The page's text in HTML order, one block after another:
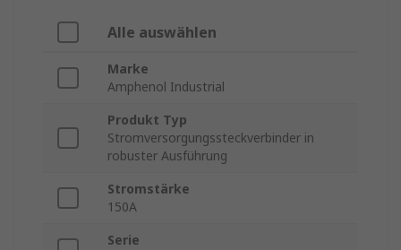
Alle auswählen
Marke
Amphenol Industrial
Produkt Typ
Stromversorgungssteckverbinder in
robuster Ausführung
Stromstärke
150A
Serie